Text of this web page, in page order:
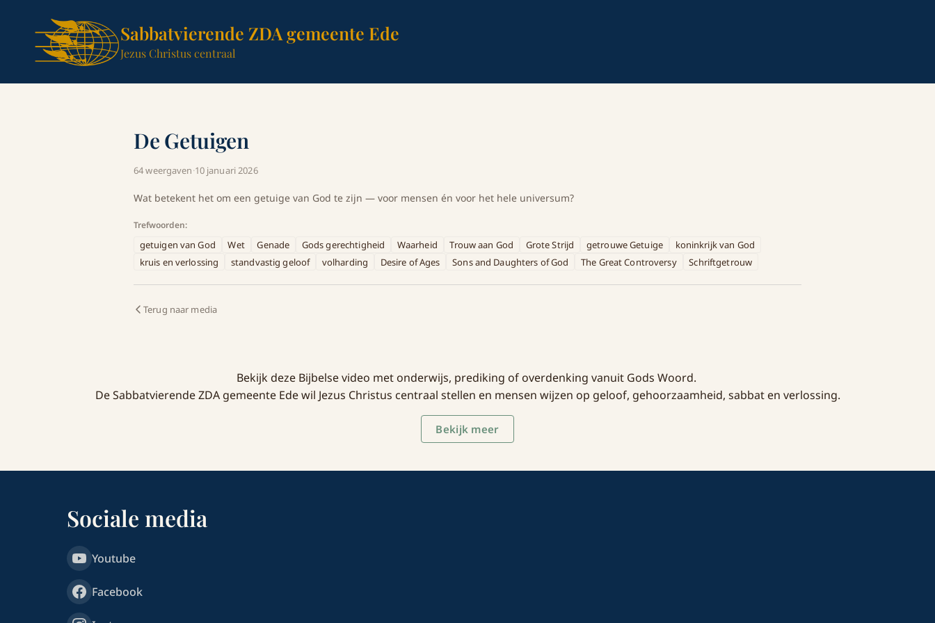
Sabbatvierende ZDA gemeente Ede
Jezus Christus centraal
De Getuigen
64 weergaven·10 januari 2026
Wat betekent het om een getuige van God te zijn — voor mensen én voor het hele universum?
Trefwoorden:
getuigen van God Wet Genade Gods gerechtigheid Waarheid Trouw aan God Grote Strijd getrouwe Getuige
koninkrijk van God
kruis en verlossing
standvastig geloof volharding Desire of Ages Sons and Daughters of God The Great Controversy Schriftgetrouw
Terug naar media
Bekijk deze Bijbelse video met onderwijs, prediking of overdenking vanuit Gods Woord.
De Sabbatvierende ZDA gemeente Ede wil Jezus Christus centraal stellen en mensen wijzen op geloof, gehoorzaamheid, sabbat en verlossing.
Bekijk meer
Sociale media
Youtube
Facebook